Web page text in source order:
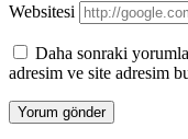
Websitesi
Daha sonraki
adresim ve site adresim